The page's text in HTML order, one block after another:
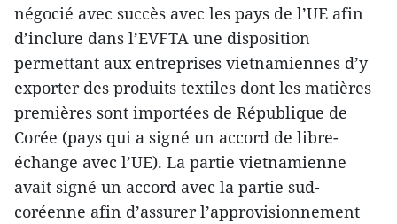
négocié avec succès avec les pays de l’UE afin
d’inclure dans l’EVFTA une disposition
permettant aux entreprises vietnamiennes d’y
exporter des produits textiles dont les matières
premières sont importées de République de
Corée (pays qui a signé un accord de libre-
échange avec l’UE). La partie vietnamienne
avait signé un accord avec la partie sud-
coréenne afin d’assurer l’approvisionnement